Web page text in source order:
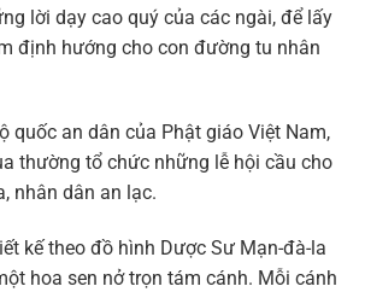
lời dạy cao quý của các ngài, để lấy
định hướng cho con đường tu nhân
quốc an dân của Phật giáo Việt Nam,
thường tổ chức những lễ hội cầu cho
nhân dân an lạc.
kế theo đồ hình Dược Sư Mạn-đà-la
hoa sen nở trọn tám cánh. Mỗi cánh